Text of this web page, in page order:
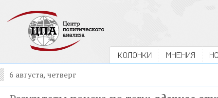
КОЛОНКИ МНЕНИЯ
6 августа, четверг